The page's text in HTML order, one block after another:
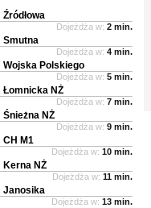
Źródłowa
Dojeżdża w: 2 min.
Smutna
Dojeżdża w: 4 min.
Wojska Polskiego
Dojeżdża w: 5 min.
Łomnicka NŻ
Dojeżdża w: 7 min.
Śnieżna NŻ
Dojeżdża w: 9 min.
CH M1
Dojeżdża w: 10 min.
Kerna NŻ
Dojeżdża w: 11 min.
Janosika
Dojeżdża w: 13 min.